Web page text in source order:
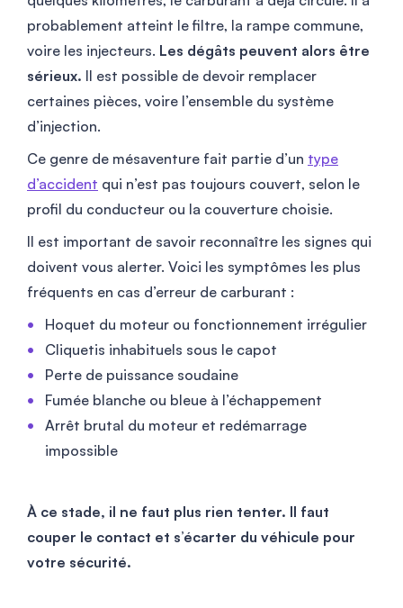
probablement atteint le filtre, la rampe commune,
voire les injecteurs. Les dégâts peuvent alors être
sérieux. Il est possible de devoir remplacer
certaines pièces, voire l’ensemble du système
d’injection.
Ce genre de mésaventure fait partie d’un type
d’accident qui n’est pas toujours couvert, selon le
profil du conducteur ou la couverture choisie.
Il est important de savoir reconnaître les signes qui
doivent vous alerter. Voici les symptômes les plus
fréquents en cas d’erreur de carburant :
Hoquet du moteur ou fonctionnement irrégulier
Cliquetis inhabituels sous le capot
Perte de puissance soudaine
Fumée blanche ou bleue à l’échappement
Arrêt brutal du moteur et redémarrage
impossible
À ce stade, il ne faut plus rien tenter. Il faut
couper le contact et s’écarter du véhicule pour
votre sécurité.